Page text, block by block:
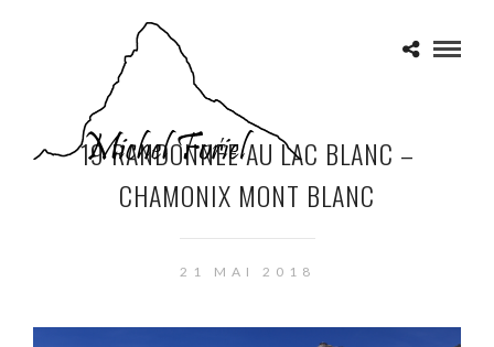
19 RANDONNÉE AU LAC BLANC –
CHAMONIX MONT BLANC
21 MAI 2018